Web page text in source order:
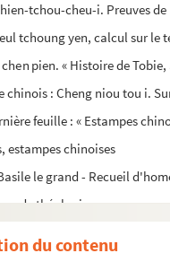
tchou-cheu-i. Preuves
eul tchoung yen, calcul sur
pien. « Histoire de
chinois : Cheng niou tou i.
feuille : « Estampes
estampes chinoises
le grand - Recueil
de théologie, en grec
du contenu